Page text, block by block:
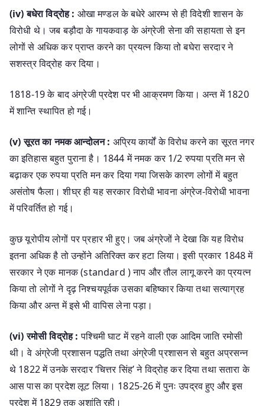
(iv) बधेरा विद्रोह : ओखा मण्डल के बधेरे आरम्भ से ही विदेशी शासन के
विरोधी थे। जब बड़ौदा के गायकवाड़ के अंग्रेजी सेना की सहायता से इन
लोगों से अधिक कर प्राप्त करने का प्रयत्न किया तो बघेरा सरदार ने
सशस्त्र विद्रोह कर दिया।
1818-19 के बाद अंग्रेजी प्रदेश पर भी आक्रमण किया। अन्त में 1820
में शान्ति स्थापित हो गई।
(v) सूरत का नमक आन्दोलन : अप्रिय कार्यों के विरोध करने का सूरत नगर
का इतिहास बहुत पुराना है। 1844 में नमक कर 1/2 रुपया प्रति मन से
बढ़ाकर एक रुपया प्रति मन कर दिया गया जिसके कारण लोगों में बहुत
असंतोष फैला। शीघ्र ही यह सरकार विरोधी भावना अंग्रेज-विरोधी भावना
में परिवर्तित हो गई।
कुछ यूरोपीय लोगों पर प्रहार भी हुए। जब अंग्रेजों ने देखा कि यह विरोध
इतना अधिक है तो उन्होंने अतिरिक्त कर हटा लिया। इसी प्रकार 1848 में
सरकार ने एक मानक (standard ) नाप और तौल लागू करने का प्रयत्न
किया तो लोगों ने दृढ़ निश्चयपूर्वक उसका बहिष्कार किया तथा सत्याग्रह
किया और अन्त में इसे भी वापिस लेना पड़ा।
(vi) रमोसी विद्रोह : पश्चिमी घाट में रहने वाली एक आदिम जाति रमोसी
थी। वे अंग्रेजी प्रशासन पद्धति तथा अंग्रेजी प्रशासन से बहुत अप्रसन्न
थे 1822 में उनके सरदार ‘चित्तर सिंह’ ने विद्रोह कर दिया तथा सतारा के
आस पास का प्रदेश लूट लिया। 1825-26 में पुनः उपद्रव हुए और इस
प्रदेश में 1829 तक अशांति रही।